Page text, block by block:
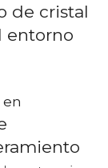
de cristal
entorno